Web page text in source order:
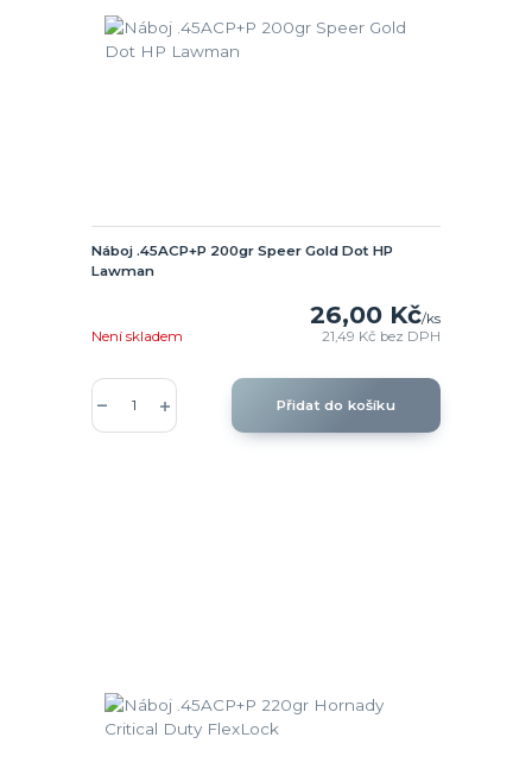
Náboj .45ACP+P 200gr Speer Gold Dot HP
Lawman
26,00 Kč/ks
21,49 Kč bez DPH
Není skladem
Přidat do košíku